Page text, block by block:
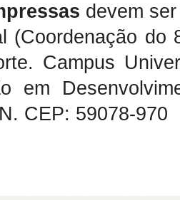
devem
(Coordenação do
Campus
em
CEP: 59078-970